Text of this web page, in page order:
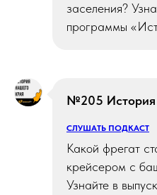
заселения?
программы
№205 История
СЛУШАТЬ ПОДКАСТ
Какой фрегат
крейсером с
Узнайте в